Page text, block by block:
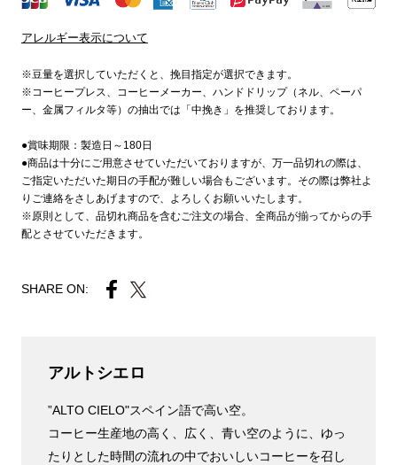
アレルギー表示について
※豆量を選択していただくと、挽目指定が選択できます。
※コーヒープレス、コーヒーメーカー、ハンドドリップ（ネル、ペーパ
ー、金属フィルタ等）の抽出では「中挽き」を推奨しております。
●賞味期限：製造日～180日
●商品は十分にご用意させていただいておりますが、万一品切れの際は、
ご指定いただいた期日の手配が難しい場合もございます。その際は弊社よ
りご連絡をさしあげますので、よろしくお願いいたします。
※原則として、品切れ商品を含むご注文の場合、全商品が揃ってからの手
配とさせていただきます。
SHARE ON:
アルトシエロ
”ALTO CIELO"スペイン語で高い空。
コーヒー生産地の高く、広く、青い空のように、ゆっ
たりとした時間の流れの中でおいしいコーヒーを召し